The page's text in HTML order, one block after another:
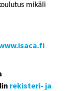
mikäli
rekisteri- ja